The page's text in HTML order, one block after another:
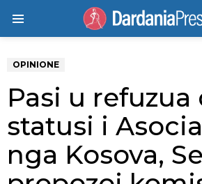
OPINIONE
Pasi u refuzua
statusi i
nga Kosova,